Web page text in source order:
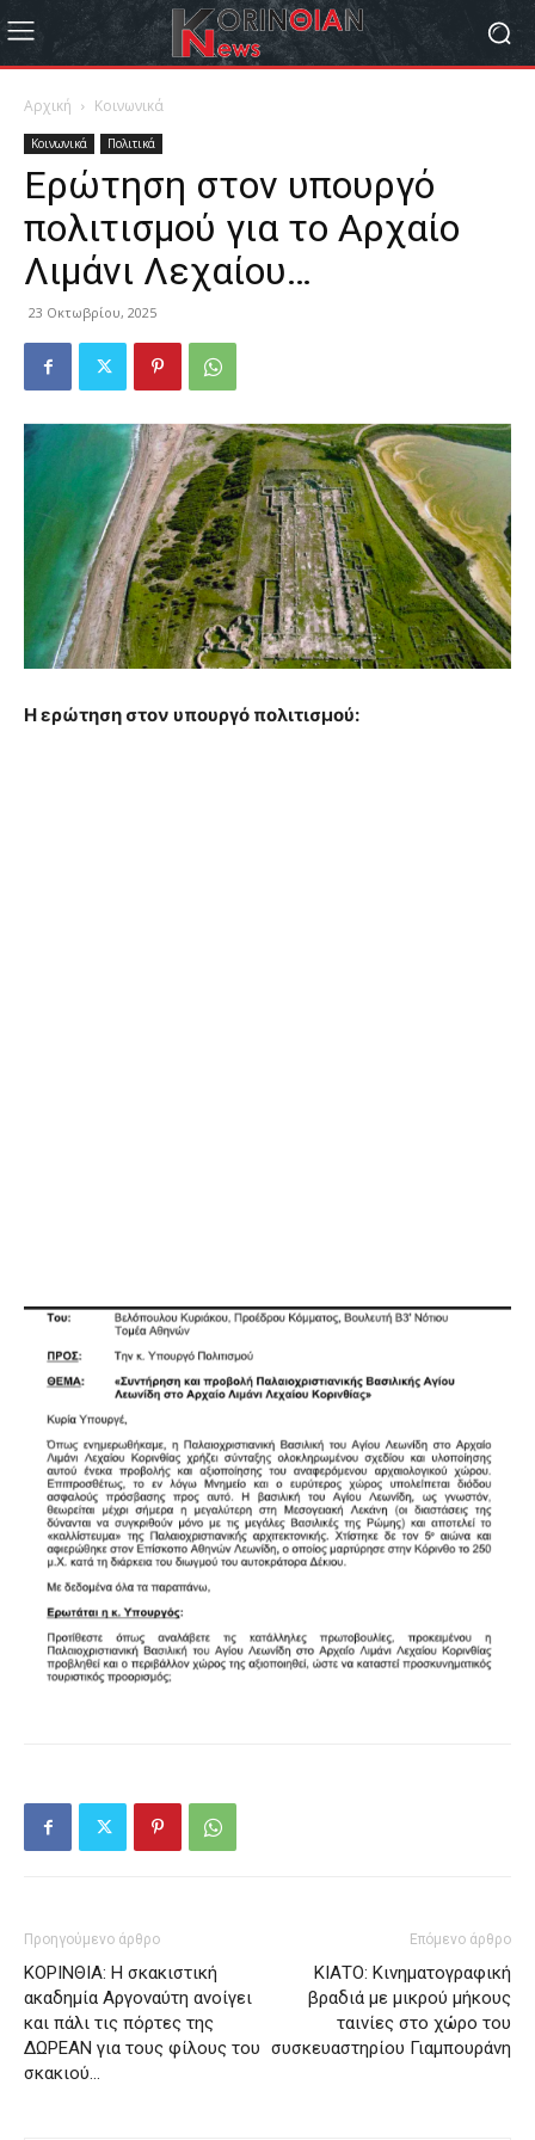
Αρχική Κοινωνικά
Κοινωνικά Πολιτικά
Ερώτηση στον υπουργό
πολιτισμού για το Αρχαίο
Λιμάνι Λεχαίου…
23 Οκτωβρίου, 2025
Η ερώτηση στον υπουργό πολιτισμού:
Προηγούμενο άρθρο
ΚΟΡΙΝΘΙΑ: Η σκακιστική
ακαδημία Αργοναύτη ανοίγει
και πάλι τις πόρτες της
ΔΩΡΕΑΝ για τους φίλους του
σκακιού…
Επόμενο άρθρο
ΚΙΑΤΟ: Κινηματογραφική
βραδιά με μικρού μήκους
ταινίες στο χώρο του
συσκευαστηρίου Γιαμπουράνη